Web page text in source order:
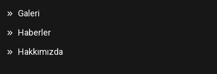
Galeri
Haberler
Hakkımızda